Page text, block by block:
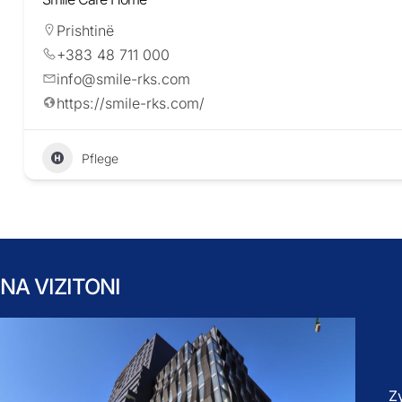
Prishtinë
+383 48 711 000
info@smile-rks.com
https://smile-rks.com/
Pflege
NA VIZITONI